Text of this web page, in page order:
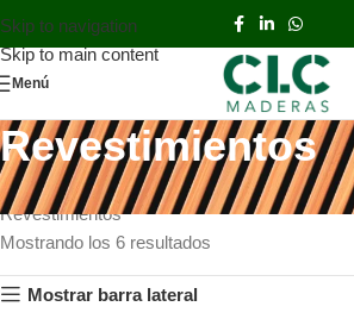
Skip to navigation
Skip to main content
Menú
Revestimientos
Inicio TIENDA PISOS Y REVESTIMIENTOS
Revestimientos
Mostrando los 6 resultados
Mostrar barra lateral